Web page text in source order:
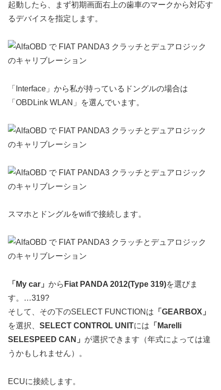
起動したら、まず初期画面右上の歯車のマークから対応す
るデバイスを指定します。
「Interface」から私が持っているドングルの場合は
「OBDLink WLAN」を選んでいます。
スマホとドングルをwifiで接続します。
「My car」 から Fiat PANDA 2012(Type 319)を選びま
す。…319?
そして、その下のSELECT FUNCTIONは 「GEARBOX」
を選択、 SELECT CONTROL UNITには 「Marelli
SELESPEED CAN」 が選択できます（年式によっては違
うかもしれません）。
ECUに接続します。